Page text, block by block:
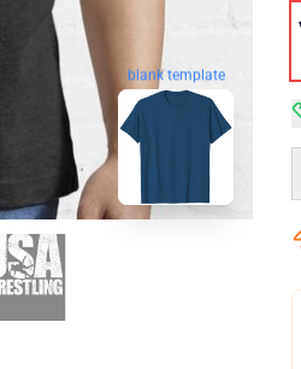
blank template